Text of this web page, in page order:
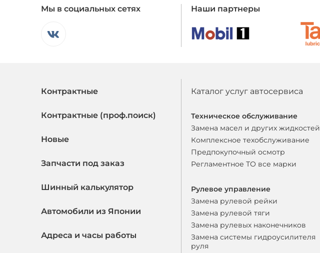
Мы в социальных сетях Наши партнеры
Контрактные
Контрактные (проф.поиск)
Новые
Запчасти под заказ
Шинный калькулятор
Автомобили из Японии
Адреса и часы работы
Каталог услуг автосервиса
Техническое обслуживание
Замена масел и других жидкостей
Комплексное техобслуживание
Предпокупочный осмотр
Регламентное ТО все марки
Рулевое управление
Замена рулевой рейки
Замена рулевой тяги
Замена рулевых наконечников
Замена системы гидроусилителя
руля